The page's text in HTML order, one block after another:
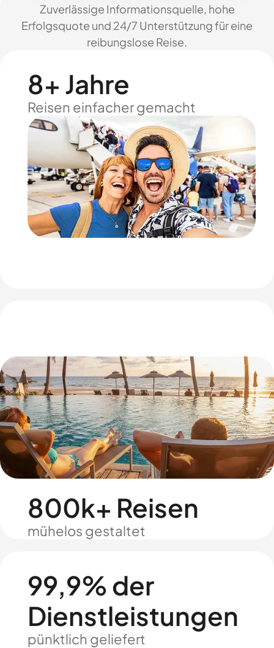
Zuverlässige Informationsquelle, hohe
Erfolgsquote und 24/7 Unterstützung für eine
reibungslose Reise.
8+ Jahre
Reisen einfacher gemacht
800k+ Reisen
mühelos gestaltet
99,9% der
Dienstleistungen
pünktlich geliefert